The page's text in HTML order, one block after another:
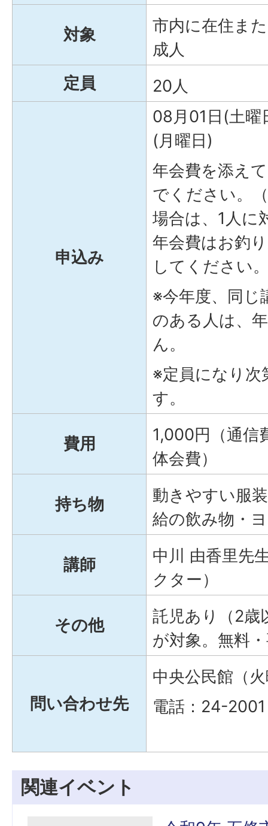
対象
市内に在住ま
成人
定員
20人
申込み
08月01日(土
(月曜日)
年会費を添え
でください。
場合は、1人に
年会費はお釣
してください
※今年度、同じ
のある人は、
ん。
※定員になり次
す。
費用
1,000円（通信
体会費）
持ち物
動きやすい服
給の飲み物・
講師
中川 由香里先
クター）
その他
託児あり（2歳
が対象。無料
問い合わせ先
中央公民館（
電話：24-2001
関連イベント